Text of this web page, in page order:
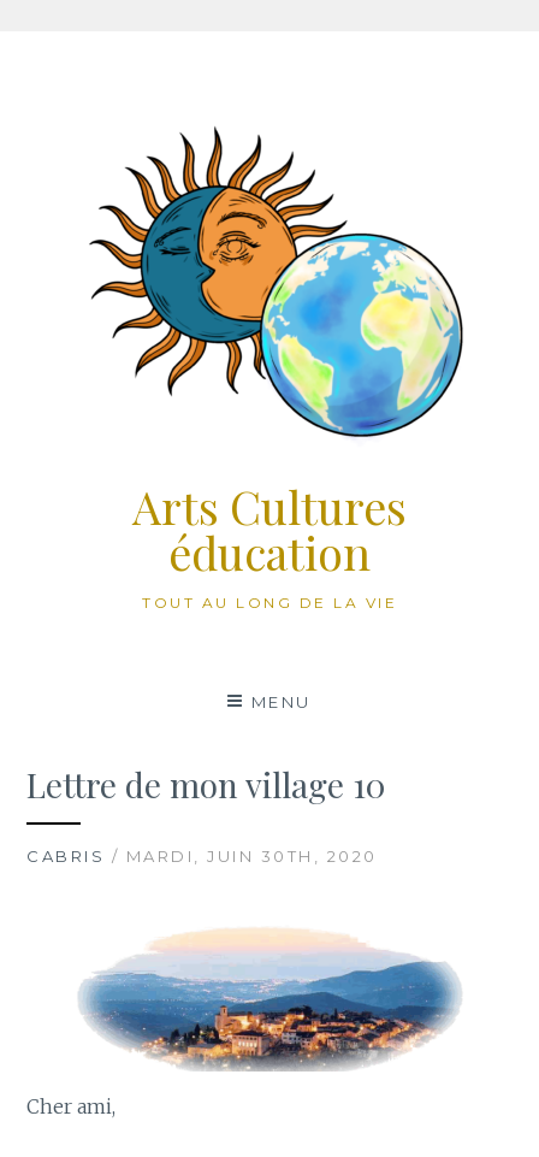
Arts Cultures
éducation
TOUT AU LONG DE LA VIE
MENU
Lettre de mon village 10
CABRIS / MARDI, JUIN 30TH, 2020
Cher ami,